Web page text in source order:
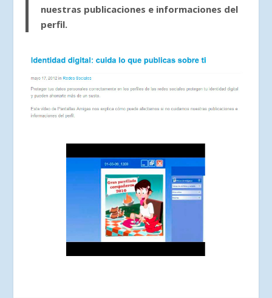
nuestras publicaciones e informaciones del
perfil.